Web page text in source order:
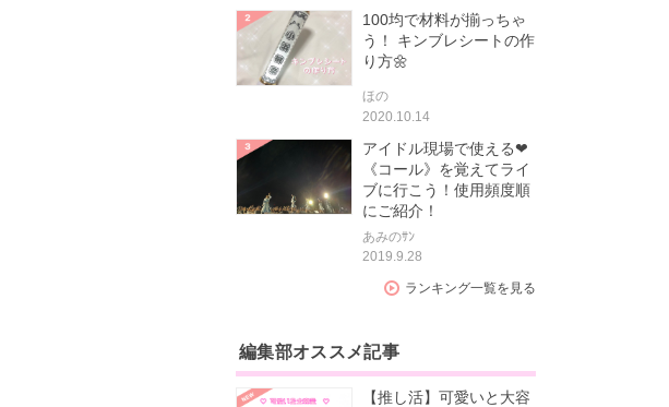
100均で材料が揃っちゃ
う！ キンブレシートの作
り方🌼
ほの
2020.10.14
アイドル現場で使える❤
《コール》を覚えてライ
ブに行こう！使用頻度順
にご紹介！
あみのｻﾝ
2019.9.28
ランキング一覧を見る
編集部オススメ記事
【推し活】可愛いと大容